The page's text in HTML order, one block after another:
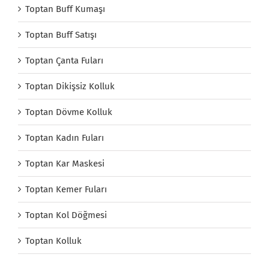
Toptan Buff Kumaşı
Toptan Buff Satışı
Toptan Çanta Fuları
Toptan Dikişsiz Kolluk
Toptan Dövme Kolluk
Toptan Kadın Fuları
Toptan Kar Maskesi
Toptan Kemer Fuları
Toptan Kol Döğmesi
Toptan Kolluk